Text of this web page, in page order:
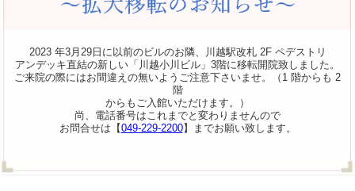
2023 年3月29日に以前のビルのお隣、川越駅改札 2F ペデストリ
アンデッキ直結の新しい「川越小川ビル」3階に移転開院致しました。
ご来院の際にはお間違えの無いようご注意下さいませ。（1 階からも 2
階
からもご入館いただけます。）
尚、電話番号はこれまでと変わりませんので
お問合せは【049-229-2200】までお願い致します。